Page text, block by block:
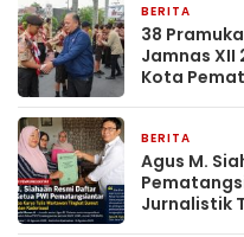
BERITA
38
Jamnas XII
Kota
BERITA
Agus M.
Jurnalistik